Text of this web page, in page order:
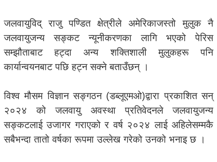
जलवायुविद् राजु पण्डित क्षेत्रीले अमेरिकाजस्तो मुलुक नै
जलवायुजन्य सङ्कट न्यूनीकरणका लागि भएको पेरिस
सम्झौताबाट हट्दा अन्य शक्तिशाली मुलुकहरू पनि
कार्यान्वयनबाट पछि हट्न सक्ने बताउँछन् ।
विश्व मौसम विज्ञान सङ्गठन (डब्लूएमओ)द्वारा प्रकाशित सन्
२०२४ को जलवायु अवस्था प्रतिवेदनले जलवायुजन्य
सङ्कटलाई उजागर गराएको र वर्ष २०२४ लाई अहिलेसम्मकै
सबैभन्दा तातो वर्षका रूपमा उल्लेख गरेको उनको भनाइ छ ।